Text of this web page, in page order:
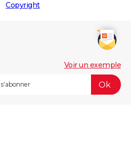
Copyright
Voir un exemple